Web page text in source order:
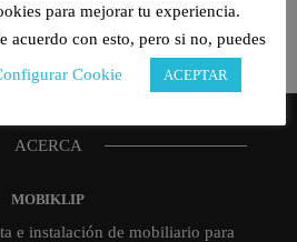
ACERCA
MOBIKLIP
e instalación de mobiliario para
para mejorar tu experiencia.
acuerdo con esto, pero si no, puedes
Cookie ACEPTAR